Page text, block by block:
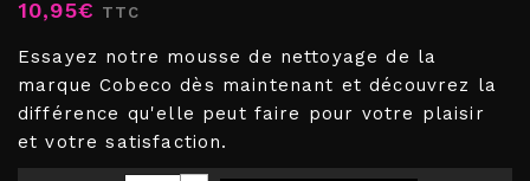
10,95€ TTC
Essayez notre mousse de nettoyage de la
marque Cobeco dès maintenant et découvrez la
différence qu'elle peut faire pour votre plaisir
et votre satisfaction.